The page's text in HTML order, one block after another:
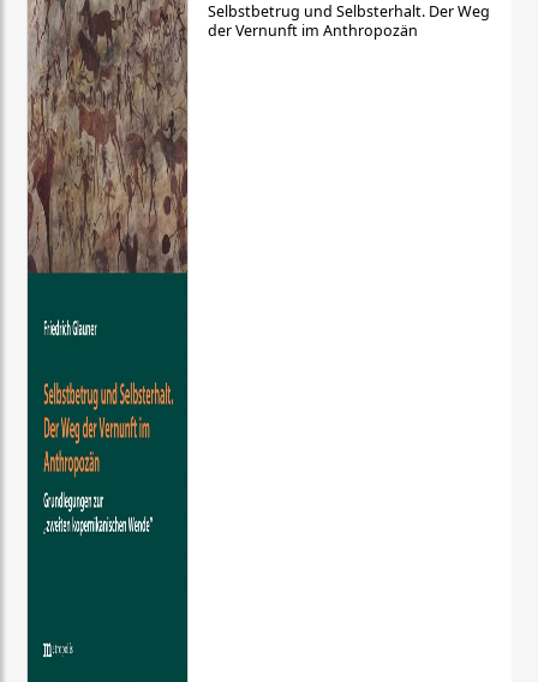
Selbstbetrug und Selbsterhalt. Der Weg
der Vernunft im Anthropozän